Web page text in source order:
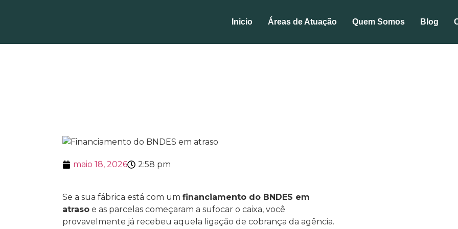
Inicio Áreas de Atuação Quem Somos Blog
maio 18, 2026 2:58 pm
Se a sua fábrica está com um financiamento do BNDES em
atraso e as parcelas começaram a sufocar o caixa, você
provavelmente já recebeu aquela ligação de cobrança da agência.